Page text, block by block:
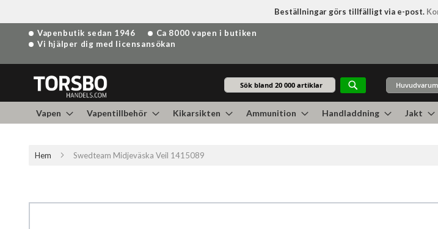
Beställningar görs tillfälligt via e-post.
Hoppa
till
Vapenbutik sedan 1946
Ca 8000 vapen i butiken
Vi hjälper dig med licensansökan
Sök
Vapen Vapentillbehör Kikarsikten Ammunition Handladdning Jakt
Hem Swedteam Midjeväska Veil 1415089